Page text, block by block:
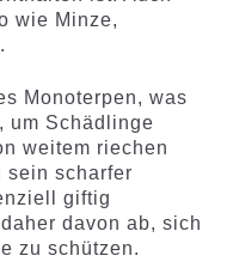
wie Minze,
Monoterpen, was
um Schädlinge
weitem riechen
sein scharfer
giftig
davon ab, sich
zu schützen.